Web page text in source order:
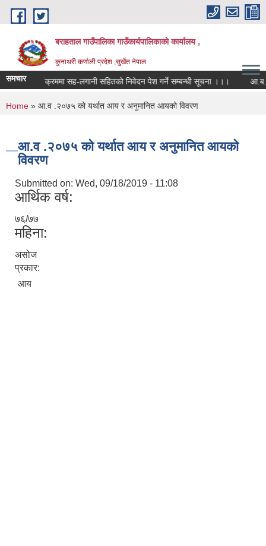
Skip to main content
बराहताल गाउँपालिका गाउँकार्यपालिकाको कार्यालय ,
कुनाथरी कर्णाली प्रदेश ,सुर्खेत नेपाल
समचारकार्यक्रममा सह-लगानी सहितको निवेदन पेश गर्ने सम्बन्धी सूचना ।।। आ.ब.
You are here
Home » आ.व .२०७५ को यर्थात आय र अनुमानित आयको विवरण
आ.व .२०७५ को यर्थात आय र अनुमानित आयको
विवरण
Submitted on: Wed, 09/18/2019 - 11:08
आर्थिक वर्ष:
७६/७७
महिना:
असोज
प्रकार:
आय